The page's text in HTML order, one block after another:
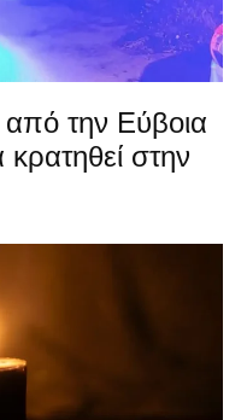
από την Εύβοια
στην